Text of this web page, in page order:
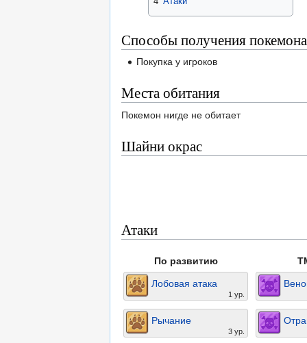
Способы получения покемона
Покупка у игроков
Места обитания
Покемон нигде не обитает
Шайни окрас
Атаки
По развитию
Лобовая атака
1 ур.
Рычание
3 ур.